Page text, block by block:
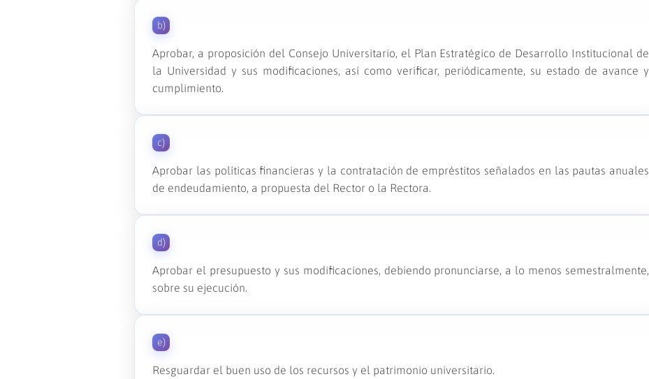
b)
Aprobar, a proposición del Consejo Universitario, el Plan Estratégico de Desarrollo Institucional de
la Universidad y sus modificaciones, así como verificar, periódicamente, su estado de avance y
cumplimiento.
c)
Aprobar las políticas financieras y la contratación de empréstitos señalados en las pautas anuales
de endeudamiento, a propuesta del Rector o la Rectora.
d)
Aprobar el presupuesto y sus modificaciones, debiendo pronunciarse, a lo menos semestralmente,
sobre su ejecución.
e)
Resguardar el buen uso de los recursos y el patrimonio universitario.